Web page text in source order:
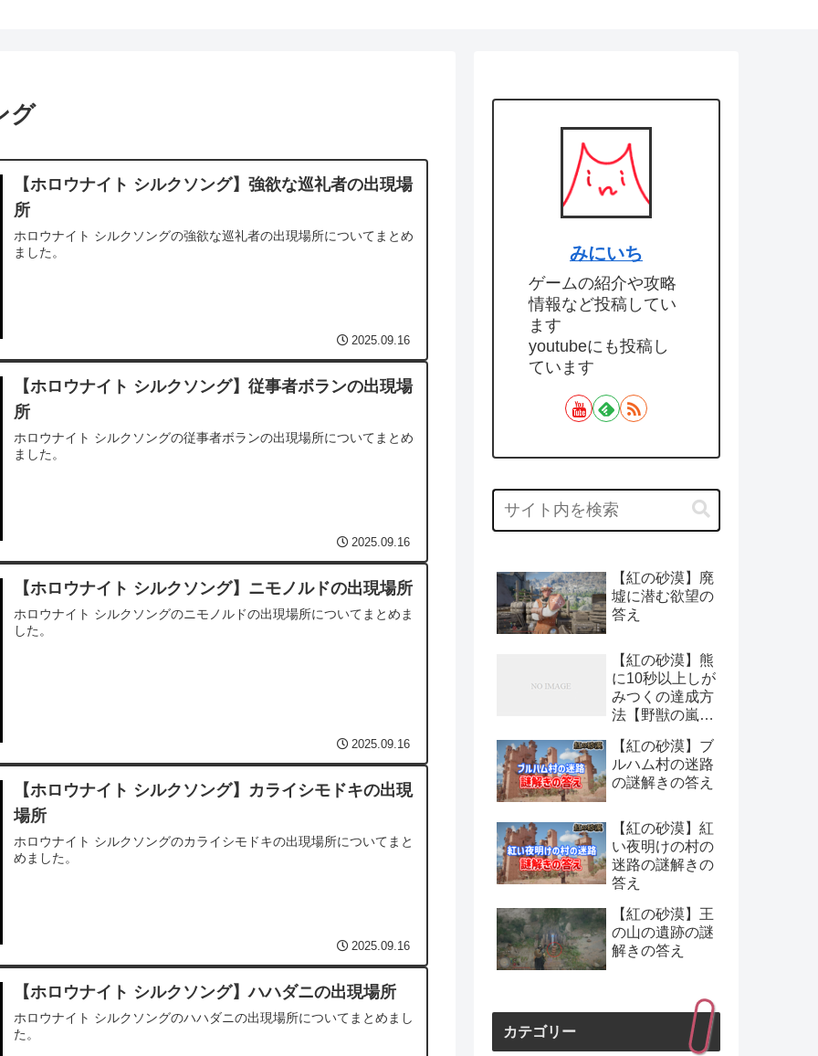
グ
【ホロウナイト シルクソング】強欲な巡礼者の出現場
所
ホロウナイト シルクソングの強欲な巡礼者の出現場所についてまとめ
ました。
2025.09.16
【ホロウナイト シルクソング】従事者ボランの出現場
所
ホロウナイト シルクソングの従事者ボランの出現場所についてまとめ
ました。
2025.09.16
【ホロウナイト シルクソング】ニモノルドの出現場所
ホロウナイト シルクソングのニモノルドの出現場所についてまとめま
した。
2025.09.16
【ホロウナイト シルクソング】カライシモドキの出現
場所
ホロウナイト シルクソングのカライシモドキの出現場所についてまと
めました。
2025.09.16
【ホロウナイト シルクソング】ハハダニの出現場所
ホロウナイト シルクソングのハハダニの出現場所についてまとめまし
た。
みにいち
ゲームの紹介や攻略
情報など投稿してい
ます
youtubeにも投稿し
ています
【紅の砂漠】廃
墟に潜む欲望の
答え
【紅の砂漠】熊
に10秒以上しが
みつくの達成方
法【野獣の嵐：
【紅の砂漠】ブ
ルハム村の迷路
の謎解きの答え
【紅の砂漠】紅
い夜明けの村の
迷路の謎解きの
答え
【紅の砂漠】王
の山の遺跡の謎
解きの答え
カテゴリー